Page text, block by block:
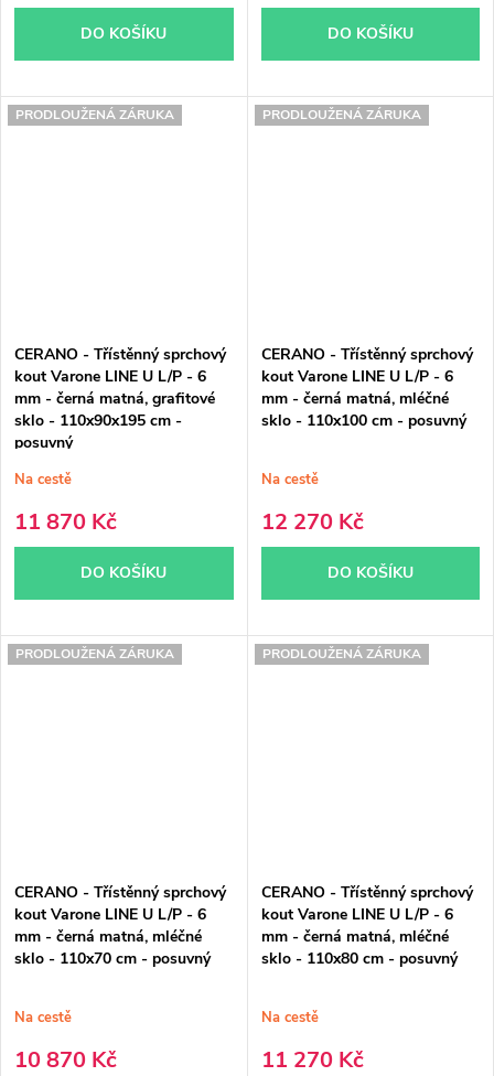
DO KOŠÍKU DO KOŠÍKU
PRODLOUŽENÁ ZÁRUKA
CERANO - Třístěnný sprchový
kout Varone LINE U L/P - 6
mm - černá matná, grafitové
sklo - 110x90x195 cm -
posuvný
Na cestě
11 870 Kč
DO KOŠÍKU
PRODLOUŽENÁ ZÁRUKA
CERANO - Třístěnný sprchový
kout Varone LINE U L/P - 6
mm - černá matná, mléčné
sklo - 110x100 cm - posuvný
Na cestě
12 270 Kč
DO KOŠÍKU
PRODLOUŽENÁ ZÁRUKA
CERANO - Třístěnný sprchový
kout Varone LINE U L/P - 6
mm - černá matná, mléčné
sklo - 110x70 cm - posuvný
Na cestě
10 870 Kč
PRODLOUŽENÁ ZÁRUKA
CERANO - Třístěnný sprchový
kout Varone LINE U L/P - 6
mm - černá matná, mléčné
sklo - 110x80 cm - posuvný
Na cestě
11 270 Kč